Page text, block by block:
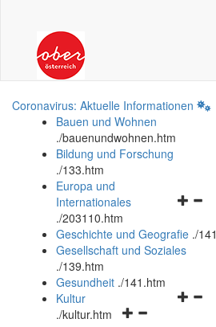
Coronavirus: Aktuelle Informationen
Bauen und Wohnen
./bauenundwohnen.htm
Bildung und Forschung
./133.htm
und
Europa und
Internationales
./203110.htm
Geschichte und Geografie ./
Gesellschaft und Soziales
./139.htm
Gesundheit ./141.htm
Navigationsmenü
Kultur
./kultur.htm